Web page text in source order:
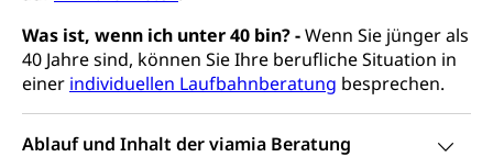
Was ist, wenn ich unter 40 bin? -Wenn Sie jünger als
40 Jahre sind, können Sie Ihre berufliche Situation in
einer individuellen Laufbahnberatung besprechen.
Ablauf und Inhalt der viamia Beratung
Darmkrebsvorsorge
Kantonales Tabakpräventionsprogramm
Gesundheitsförderung
Soziale Sicherheit
Mutterschaftsversicherung, Krankenversicherung,